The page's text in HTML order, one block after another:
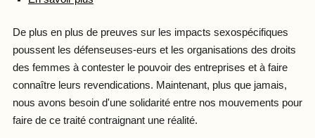
De plus en plus de preuves sur les impacts sexospécifiques
poussent les défenseuses-eurs et les organisations des droits
des femmes à contester le pouvoir des entreprises et à faire
connaître leurs revendications. Maintenant, plus que jamais,
nous avons besoin d'une solidarité entre nos mouvements pour
faire de ce traité contraignant une réalité.